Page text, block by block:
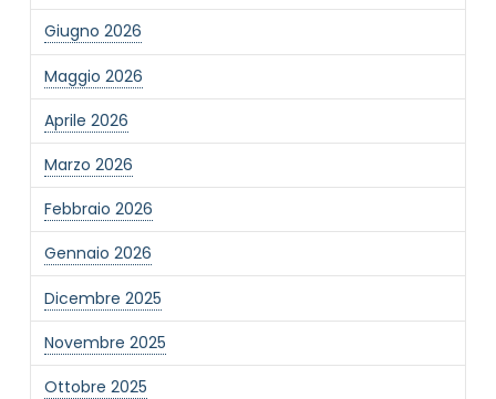
Giugno 2026
Maggio 2026
Aprile 2026
Marzo 2026
Febbraio 2026
Gennaio 2026
Dicembre 2025
Novembre 2025
Ottobre 2025